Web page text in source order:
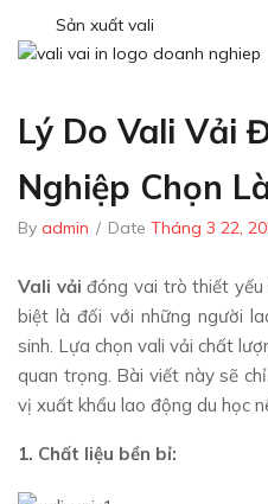
Sản xuất vali
Lý Do Vali Vải
Nghiệp Chọn
By admin / Date Tháng 3 22,
Vali vải đóng vai trò thiết yếu
biệt là đối với những người
sinh. Lựa chọn vali vải chất
quan trọng. Bài viết này sẽ
vị xuất khẩu lao động du học
1. Chất liệu bền bỉ: